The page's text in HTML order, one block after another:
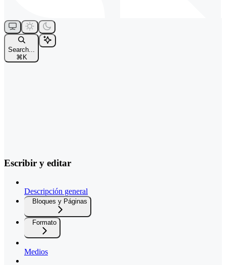
Search...
⌘ K
Escribir y editar
Descripción general
Bloques y Páginas
Formato
Medios